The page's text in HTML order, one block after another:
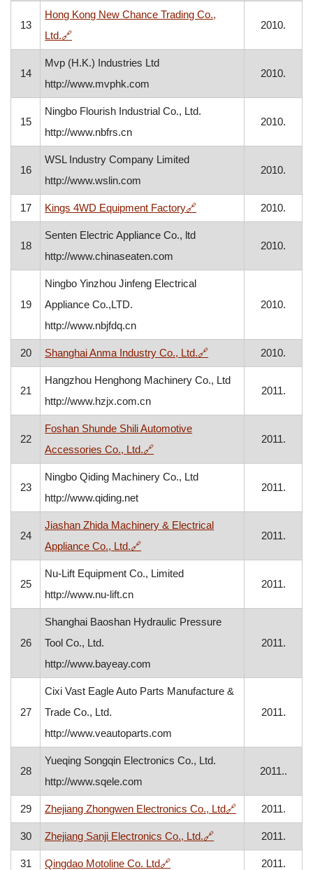
13
Hong Kong New Chance Trading Co.,
Ltd.🔗, otvara se u novom prozoru
2010.
14
Mvp (H.K.) Industries Ltd
http://www.mvphk.com
2010.
15
Ningbo Flourish Industrial Co., Ltd.
http://www.nbfrs.cn
2010.
16
WSL Industry Company Limited
http://www.wslin.com
2010.
17 Kings 4WD Equipment Factory🔗, otvara se u novom
2010.
18
Senten Electric Appliance Co., ltd
http://www.chinaseaten.com
2010.
19
Ningbo Yinzhou Jinfeng Electrical
Appliance Co.,LTD.
http://www.nbjfdq.cn
2010.
20 Shanghai Anma Industry Co., Ltd.🔗, otvara se u novom
2010.
21
Hangzhou Henghong Machinery Co., Ltd
http://www.hzjx.com.cn
2011.
22
Foshan Shunde Shili Automotive
Accessories Co., Ltd.🔗, otvara se u novom prozoru
2011.
23
Ningbo Qiding Machinery Co., Ltd
http://www.qiding.net
2011.
24
Jiashan Zhida Machinery & Electrical
Appliance Co., Ltd.🔗, otvara se u novom prozoru
2011.
25
Nu-Lift Equipment Co., Limited
http://www.nu-lift.cn
2011.
26
Shanghai Baoshan Hydraulic Pressure
Tool Co., Ltd.
http://www.bayeay.com
2011.
27
Cixi Vast Eagle Auto Parts Manufacture &
Trade Co., Ltd.
http://www.veautoparts.com
2011.
28
Yueqing Songqin Electronics Co., Ltd.
http://www.sqele.com
2011..
29 Zhejiang Zhongwen Electronics Co., Ltd🔗, otvara se u
2011.
30 Zhejiang Sanji Electronics Co., Ltd.🔗, otvara se u novom
2011.
31 Qingdao Motoline Co. Ltd🔗, otvara se u novom prozoru
2011.